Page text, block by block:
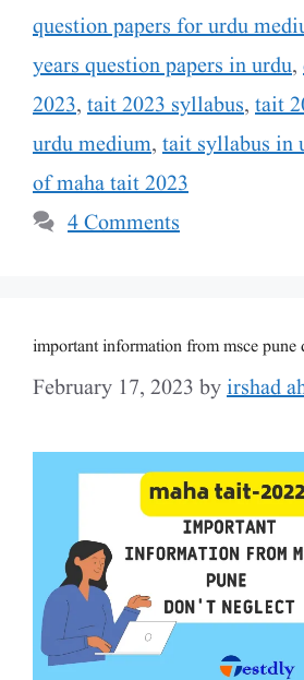
question papers for urdu
years question papers in urdu,
2023, tait 2023 syllabus, tait
urdu medium, tait syllabus in
of maha tait 2023
4 Comments
important information from msce pune
February 17, 2023 byirshad